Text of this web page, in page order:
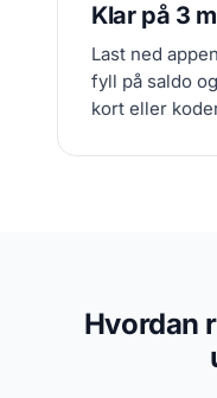
Klar på 3
Last ned
fyll på saldo
kort eller
Hvordan